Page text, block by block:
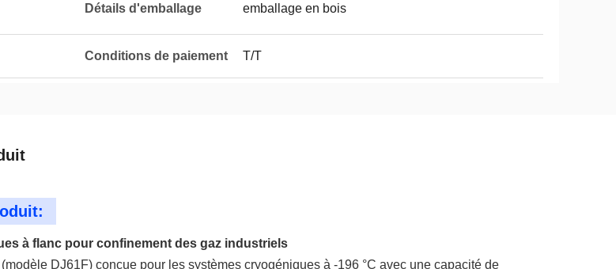
Détails d'emballage emballage en bois
Conditions de paiement T/T
à flanc pour confinement des gaz industriels
DJ61F) conçue pour les systèmes cryogéniques à -196 °C avec une capacité de